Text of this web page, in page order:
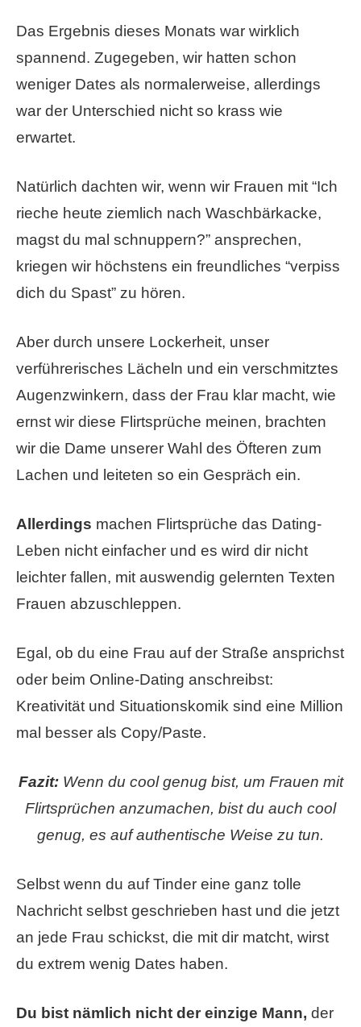
Das Ergebnis dieses Monats war wirklich
spannend. Zugegeben, wir hatten schon
weniger Dates als normalerweise, allerdings
war der Unterschied nicht so krass wie
erwartet.
Natürlich dachten wir, wenn wir Frauen mit “Ich
rieche heute ziemlich nach Waschbärkacke,
magst du mal schnuppern?” ansprechen,
kriegen wir höchstens ein freundliches “verpiss
dich du Spast” zu hören.
Aber durch unsere Lockerheit, unser
verführerisches Lächeln und ein verschmitztes
Augenzwinkern, dass der Frau klar macht, wie
ernst wir diese Flirtsprüche meinen, brachten
wir die Dame unserer Wahl des Öfteren zum
Lachen und leiteten so ein Gespräch ein.
Allerdings machen Flirtsprüche das Dating-
Leben nicht einfacher und es wird dir nicht
leichter fallen, mit auswendig gelernten Texten
Frauen abzuschleppen.
Egal, ob du eine Frau auf der Straße ansprichst
oder beim Online-Dating anschreibst:
Kreativität und Situationskomik sind eine Million
mal besser als Copy/Paste.
Fazit: Wenn du cool genug bist, um Frauen mit
Flirtsprüchen anzumachen, bist du auch cool
genug, es auf authentische Weise zu tun.
Selbst wenn du auf Tinder eine ganz tolle
Nachricht selbst geschrieben hast und die jetzt
an jede Frau schickst, die mit dir matcht, wirst
du extrem wenig Dates haben.
Du bist nämlich nicht der einzige Mann, der